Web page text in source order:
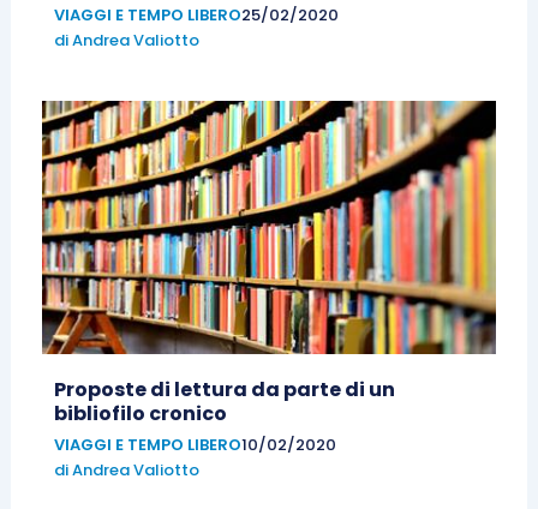
VIAGGI E TEMPO LIBERO25/02/2020
diAndrea Valiotto
Proposte di lettura da parte di un
bibliofilo cronico
VIAGGI E TEMPO LIBERO10/02/2020
diAndrea Valiotto